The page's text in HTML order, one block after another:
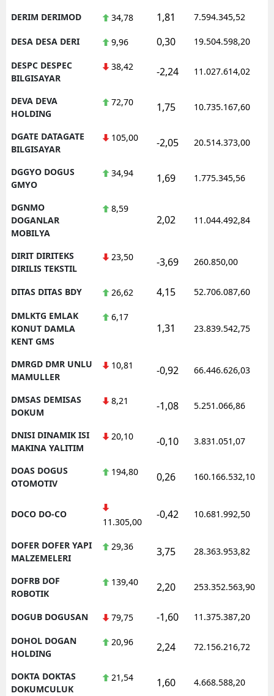
DERIM DERIMOD 34,78 1,81 7.594.345,52
DESA DESA DERI 9,96 0,30 19.504.598,20
DESPC DESPEC
BILGISAYAR
38,42 -2,24 11.027.614,02
DEVA DEVA
HOLDING
72,70 1,75 10.735.167,60
DGATE DATAGATE
BILGISAYAR
105,00 -2,05 20.514.373,00
DGGYO DOGUS
GMYO
34,94 1,69 1.775.345,56
DGNMO
DOGANLAR
MOBILYA
8,59
2,02 11.044.492,84
DIRIT DIRITEKS
DIRILIS TEKSTIL
23,50 -3,69 260.850,00
DITAS DITAS BDY 26,62 4,15 52.706.087,60
DMLKTG EMLAK
KONUT DAMLA
KENT GMS
6,17
1,31 23.839.542,75
DMRGD DMR UNLU
MAMULLER
10,81 -0,92 66.446.626,03
DMSAS DEMISAS
DOKUM
8,21 -1,08 5.251.066,86
DNISI DINAMIK ISI
MAKINA YALITIM
20,10 -0,10 3.831.051,07
DOAS DOGUS
OTOMOTIV
194,80 0,26 160.166.532,10
DOCO DO-CO
11.305,00
-0,42 10.681.992,50
DOFER DOFER YAPI
MALZEMELERI
29,36 3,75 28.363.953,82
DOFRB DOF
ROBOTIK
139,40 2,20 253.352.563,90
DOGUB DOGUSAN 79,75 -1,60 11.375.387,20
DOHOL DOGAN
HOLDING
20,96 2,24 72.156.216,72
DOKTA DOKTAS
DOKUMCULUK
21,54 1,60 4.668.588,20